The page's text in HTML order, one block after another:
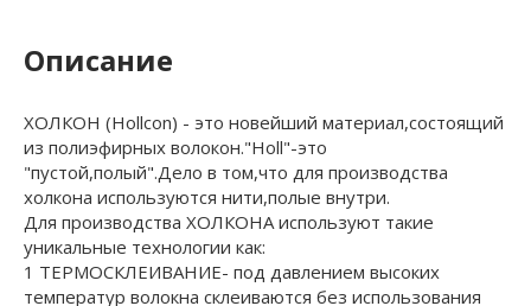
Описание
ХОЛКОН (Hollcon) - это новейший материал,состоящий
из полиэфирных волокон."Holl"-это
"пустой,полый".Дело в том,что для производства
холкона используются нити,полые внутри.
Для производства ХОЛКОНА используют такие
уникальные технологии как:
1 ТЕРМОСКЛЕИВАНИЕ- под давлением высоких
температур волокна склеиваются без использования